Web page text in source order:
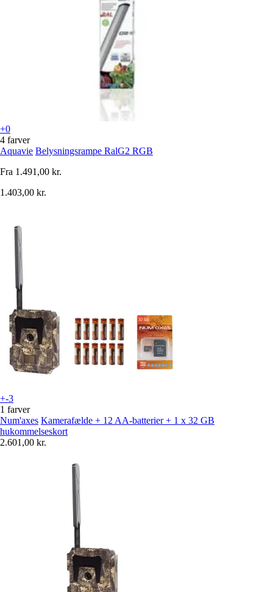
+0
4 farver
Aquavie Belysningsrampe RalG2 RGB
Fra 1.491,00 kr.
1.403,00 kr.
+-3
1 farver
Num'axes Kamerafælde + 12 AA-batterier + 1 x 32 GB
hukommelseskort
2.601,00 kr.